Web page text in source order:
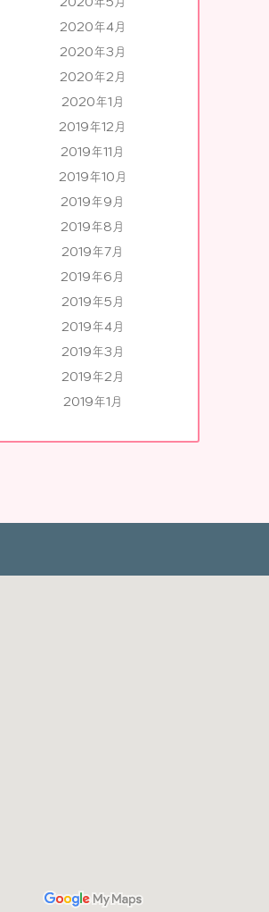
2020年4月
2020年3月
2020年2月
2020年1月
2019年12月
2019年11月
2019年10月
2019年9月
2019年8月
2019年7月
2019年6月
2019年5月
2019年4月
2019年3月
2019年2月
2019年1月